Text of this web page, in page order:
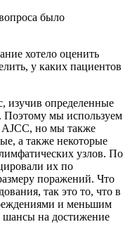
было
хотело оценить
у каких пациентов
изучив определенные
Поэтому мы используем
AJCC, но мы также
а также некоторые
узлов. По
их по
поражений. Что
так это то, что в
и меньшим
на достижение